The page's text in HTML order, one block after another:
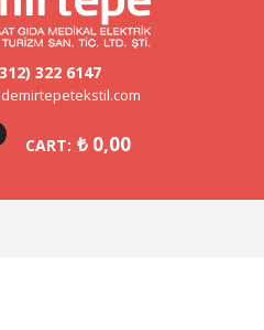
322 6147
CART: ₺0,00